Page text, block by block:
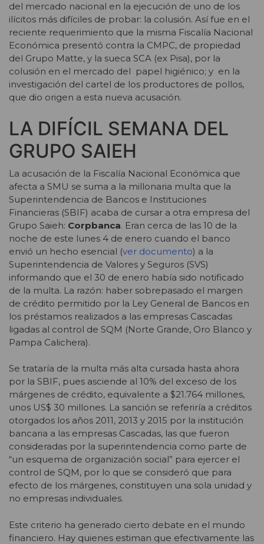
del mercado nacional en la ejecución de uno de los
ilícitos más difíciles de probar: la colusión. Así fue en el
reciente requerimiento que la misma Fiscalía Nacional
Económica presentó contra la CMPC, de propiedad
del Grupo Matte, y la sueca SCA (ex Pisa), por la
colusión en el mercado del papel higiénico; y en la
investigación del cartel de los productores de pollos,
que dio origen a esta nueva acusación.
LA DIFÍCIL SEMANA DEL
GRUPO SAIEH
La acusación de la Fiscalía Nacional Económica que
afecta a SMU se suma a la millonaria multa que la
Superintendencia de Bancos e Instituciones
Financieras (SBIF) acaba de cursar a otra empresa del
Grupo Saieh: Corpbanca. Eran cerca de las 10 de la
noche de este lunes 4 de enero cuando el banco
envió un hecho esencial (ver documento) a la
Superintendencia de Valores y Seguros (SVS)
informando que el 30 de enero había sido notificado
de la multa. La razón: haber sobrepasado el margen
de crédito permitido por la Ley General de Bancos en
los préstamos realizados a las empresas Cascadas
ligadas al control de SQM (Norte Grande, Oro Blanco y
Pampa Calichera).
Se trataría de la multa más alta cursada hasta ahora
por la SBIF, pues asciende al 10% del exceso de los
márgenes de crédito, equivalente a $21.764 millones,
unos US$ 30 millones. La sanción se referiría a créditos
otorgados los años 2011, 2013 y 2015 por la institución
bancaria a las empresas Cascadas, las que fueron
consideradas por la superintendencia como parte de
“un esquema de organización social” para ejercer el
control de SQM, por lo que se consideró que para
efecto de los márgenes, constituyen una sola unidad y
no empresas individuales.
Este criterio ha generado cierto debate en el mundo
financiero. Hay quienes estiman que efectivamente las